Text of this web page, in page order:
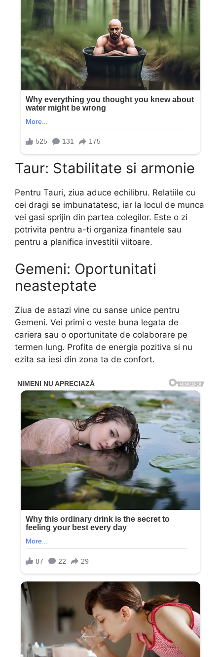
Taur: Stabilitate si armonie
Pentru Tauri, ziua aduce echilibru. Relatiile cu
cei dragi se imbunatatesc, iar la locul de munca
vei gasi sprijin din partea colegilor. Este o zi
potrivita pentru a-ti organiza finantele sau
pentru a planifica investitii viitoare.
Gemeni: Oportunitati
neasteptate
Ziua de astazi vine cu sanse unice pentru
Gemeni. Vei primi o veste buna legata de
cariera sau o oportunitate de colaborare pe
termen lung. Profita de energia pozitiva si nu
ezita sa iesi din zona ta de confort.